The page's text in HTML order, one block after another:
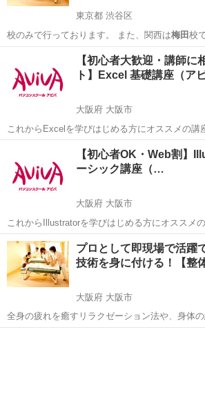
東京都 渋谷区
校のみで行っております。 また、関西は梅田 校
マッサージ
【初心者大歓迎・講師に
ト】Excel 基礎講座（ア
大阪府 大阪市
これからExcelを学びはじめる方にオススメの講
関数やグラフ作成など、表計算ソフトである
定・効率の良いデー...
エクセル
【初心者OK・Web割】
ーシック講座（…
大阪府 大阪市
これからIllustratorを学びはじめる方にオススメ
ながら操作を行い、操作の基本からIllustratorの
ラストの描画、レイアウトの際に必用なスキル
実際...
大阪 大阪市
プロとして即現場で活躍
技術を身に付ける！【整
大阪府 大阪市
全身の疲れを癒すリラクゼーション法や、身体
体施術法。さらに各部位のストレッチ法まで整